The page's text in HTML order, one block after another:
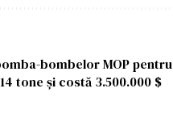
bombelor MOP pentru
tone și costă 3.500.000 $